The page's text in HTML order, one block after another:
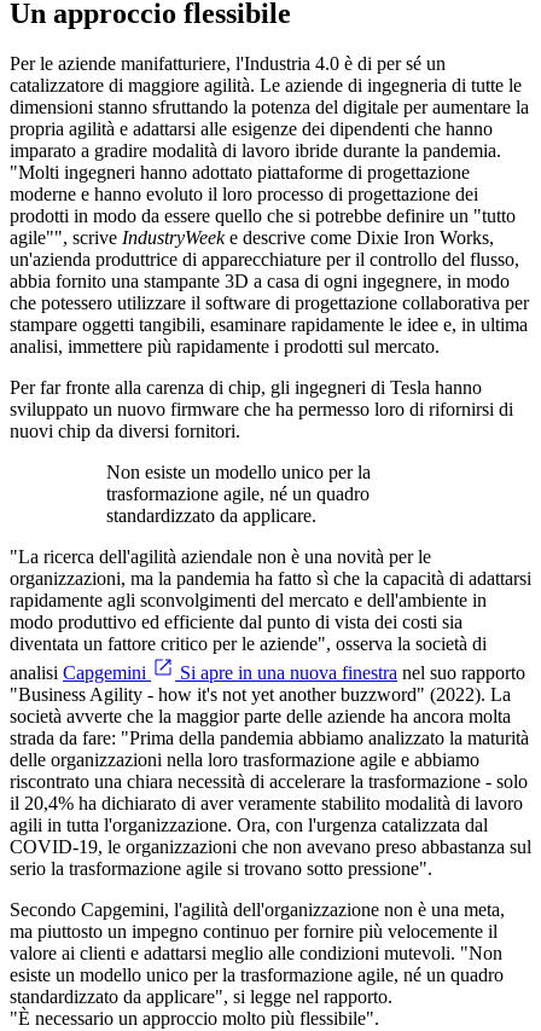
Un approccio flessibile
Per le aziende manifatturiere, l'Industria 4.0 è di per sé un
catalizzatore di maggiore agilità. Le aziende di ingegneria di tutte le
dimensioni stanno sfruttando la potenza del digitale per aumentare la
propria agilità e adattarsi alle esigenze dei dipendenti che hanno
imparato a gradire modalità di lavoro ibride durante la pandemia.
"Molti ingegneri hanno adottato piattaforme di progettazione
moderne e hanno evoluto il loro processo di progettazione dei
prodotti in modo da essere quello che si potrebbe definire un "tutto
agile"", scrive IndustryWeeke descrive come Dixie Iron Works,
un'azienda produttrice di apparecchiature per il controllo del flusso,
abbia fornito una stampante 3D a casa di ogni ingegnere, in modo
che potessero utilizzare il software di progettazione collaborativa per
stampare oggetti tangibili, esaminare rapidamente le idee e, in ultima
analisi, immettere più rapidamente i prodotti sul mercato.
Per far fronte alla carenza di chip, gli ingegneri di Tesla hanno
sviluppato un nuovo firmware che ha permesso loro di rifornirsi di
nuovi chip da diversi fornitori.
Non esiste un modello unico per la
trasformazione agile, né un quadro
standardizzato da applicare.
"La ricerca dell'agilità aziendale non è una novità per le
organizzazioni, ma la pandemia ha fatto sì che la capacità di adattarsi
rapidamente agli sconvolgimenti del mercato e dell'ambiente in
modo produttivo ed efficiente dal punto di vista dei costi sia
diventata un fattore critico per le aziende", osserva la società di
analisi Capgemini Si apre in una nuova finestra nel suo rapporto
"Business Agility - how it's not yet another buzzword" (2022). La
società avverte che la maggior parte delle aziende ha ancora molta
strada da fare: "Prima della pandemia abbiamo analizzato la maturità
delle organizzazioni nella loro trasformazione agile e abbiamo
riscontrato una chiara necessità di accelerare la trasformazione - solo
il 20,4% ha dichiarato di aver veramente stabilito modalità di lavoro
agili in tutta l'organizzazione. Ora, con l'urgenza catalizzata dal
COVID-19, le organizzazioni che non avevano preso abbastanza sul
serio la trasformazione agile si trovano sotto pressione".
Secondo Capgemini, l'agilità dell'organizzazione non è una meta,
ma piuttosto un impegno continuo per fornire più velocemente il
valore ai clienti e adattarsi meglio alle condizioni mutevoli. "Non
esiste un modello unico per la trasformazione agile, né un quadro
standardizzato da applicare", si legge nel rapporto.
"È necessario un approccio molto più flessibile".